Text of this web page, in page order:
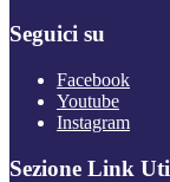
Seguici su
Facebook
Youtube
Instagram
Sezione Link